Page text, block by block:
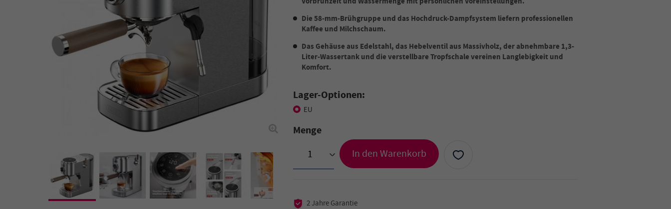
Die 58-mm-Brühgruppe und das Hochdruck-Dampfsystem liefern professionellen
Kaffee und Milchschaum.
Das Gehäuse aus Edelstahl, das Hebelventil aus Massivholz, der abnehmbare 1,3-
Liter-Wassertank und die verstellbare Tropfschale vereinen Langlebigkeit und
Komfort.
Lager-Optionen:
EU
Menge
> In den Warenkorb
2 Jahre Garantie